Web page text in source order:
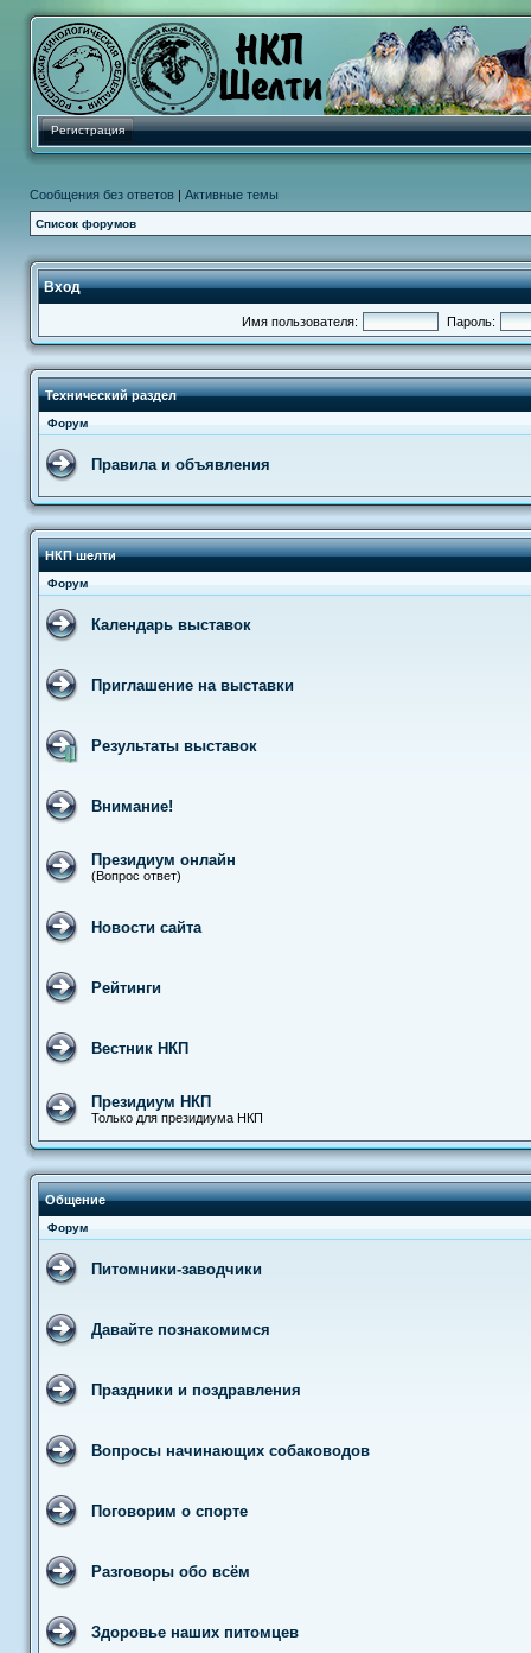
Регистрация
Сообщения без ответов | Активные темы
Список форумов
Вход
Имя пользователя: Пароль:
Технический раздел
Форум
Правила и объявления
НКП шелти
Форум
Календарь выставок
Приглашение на выставки
Результаты выставок
Внимание!
Президиум онлайн
(Вопрос ответ)
Новости сайта
Рейтинги
Вестник НКП
Президиум НКП
Только для президиума НКП
Общение
Форум
Питомники-заводчики
Давайте познакомимся
Праздники и поздравления
Вопросы начинающих собаководов
Поговорим о спорте
Разговоры обо всём
Здоровье наших питомцев